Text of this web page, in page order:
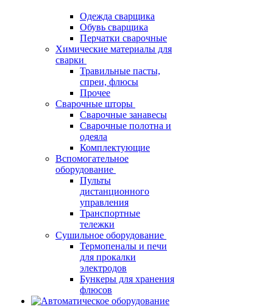
Одежда сварщика
Обувь сварщика
Перчатки сварочные
Химические материалы для
сварки
Травильные пасты,
спреи, флюсы
Прочее
Сварочные шторы
Сварочные занавесы
Сварочные полотна и
одеяла
Комплектующие
Вспомогательное
оборудование
Пульты
дистанционного
управления
Транспортные
тележки
Сушильное оборудование
Термопеналы и печи
для прокалки
электродов
Бункеры для хранения
флюсов